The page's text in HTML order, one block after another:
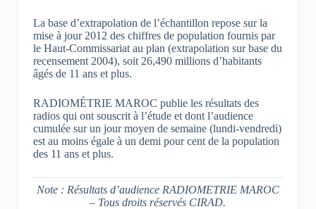
La base d’extrapolation de l’échantillon repose sur la
mise à jour 2012 des chiffres de population fournis par
le Haut-Commissariat au plan (extrapolation sur base du
recensement 2004), soit 26,490 millions d’habitants
âgés de 11 ans et plus.
RADIOMÉTRIE MAROC publie les résultats des
radios qui ont souscrit à l’étude et dont l’audience
cumulée sur un jour moyen de semaine (lundi-vendredi)
est au moins égale à un demi pour cent de la population
des 11 ans et plus.
Note : Résultats d’audience RADIOMETRIE MAROC
– Tous droits réservés CIRAD.